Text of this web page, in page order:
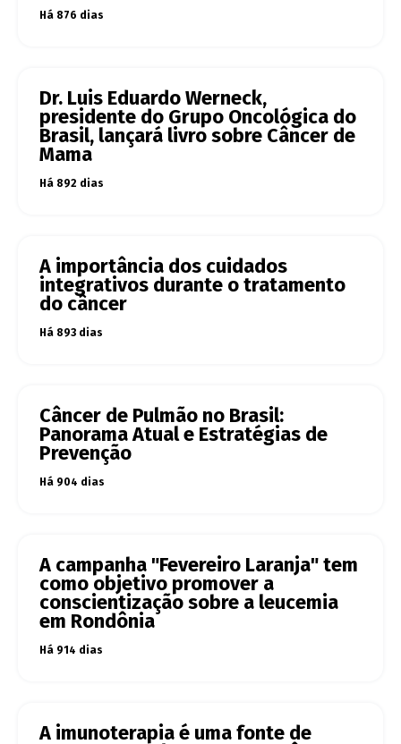
Há 876 dias
Dr. Luis Eduardo Werneck,
presidente do Grupo Oncológica do
Brasil, lançará livro sobre Câncer de
Mama
Há 892 dias
A importância dos cuidados
integrativos durante o tratamento
do câncer
Há 893 dias
Câncer de Pulmão no Brasil:
Panorama Atual e Estratégias de
Prevenção
Há 904 dias
A campanha "Fevereiro Laranja" tem
como objetivo promover a
conscientização sobre a leucemia
em Rondônia
Há 914 dias
A imunoterapia é uma fonte de